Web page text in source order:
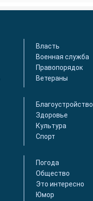
Власть
Военная служба
Правопорядок
Ветераны
Благоустройство
Здоровье
Культура
Спорт
Погода
Общество
Это интересно
Юмор